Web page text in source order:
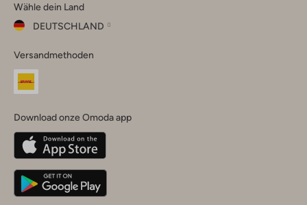
Instagram
Facebook
TikTok
Wähle dein Land
DEUTSCHLAND
dein
Land
Belgique(Français)
Deutschland
Versandmethoden
Download onze Omoda app